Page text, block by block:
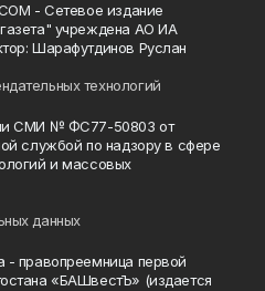
- Сетевое издание
учреждена АО ИА
Шарафутдинов Руслан
технологий
СМИ № ФС77-50803 от
службой по надзору в сфере
и массовых
данных
- правопреемница первой
«БАШвестЪ» (издается